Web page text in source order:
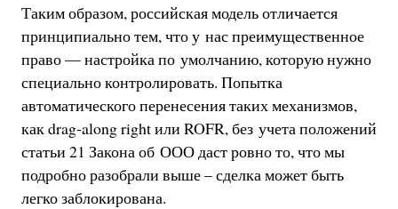
Таким образом, российская модель отличается
принципиально тем, что у нас преимущественное
право — настройка по умолчанию, которую нужно
специально контролировать. Попытка
автоматического перенесения таких механизмов,
как drag-along right или ROFR, без учета положений
статьи 21 Закона об ООО даст ровно то, что мы
подробно разобрали выше – сделка может быть
легко заблокирована.